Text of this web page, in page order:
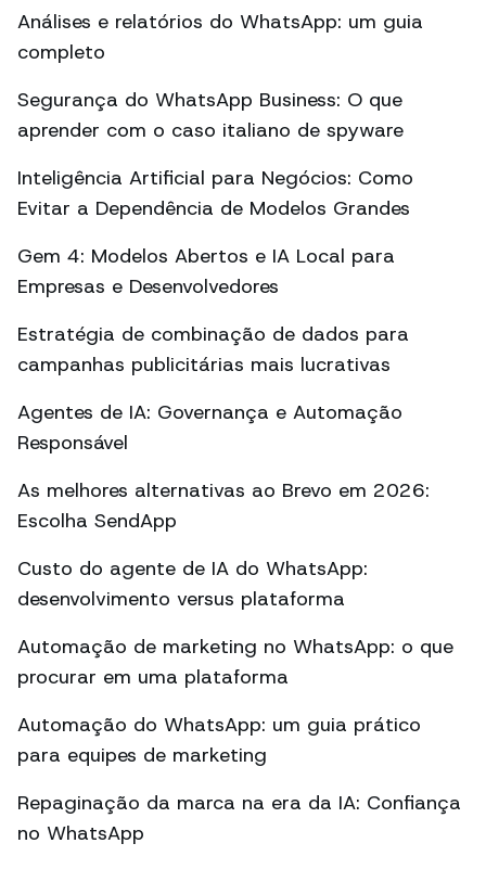
Análises e relatórios do WhatsApp: um guia
completo
Segurança do WhatsApp Business: O que
aprender com o caso italiano de spyware
Inteligência Artificial para Negócios: Como
Evitar a Dependência de Modelos Grandes
Gem 4: Modelos Abertos e IA Local para
Empresas e Desenvolvedores
Estratégia de combinação de dados para
campanhas publicitárias mais lucrativas
Agentes de IA: Governança e Automação
Responsável
As melhores alternativas ao Brevo em 2026:
Escolha SendApp
Custo do agente de IA do WhatsApp:
desenvolvimento versus plataforma
Automação de marketing no WhatsApp: o que
procurar em uma plataforma
Automação do WhatsApp: um guia prático
para equipes de marketing
Repaginação da marca na era da IA: Confiança
no WhatsApp